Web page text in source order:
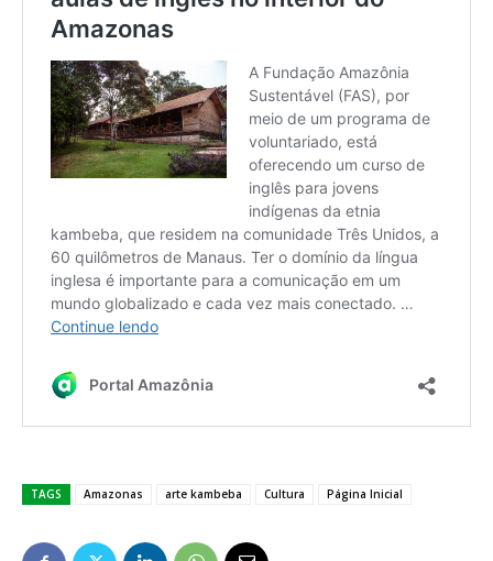
TAGS Amazonas arte kambeba Cultura Página Inicial